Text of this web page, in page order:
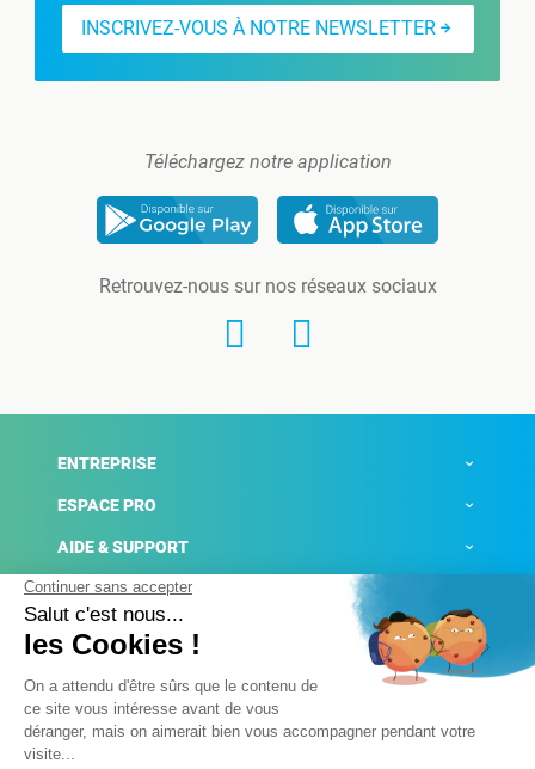
INSCRIVEZ-VOUS À NOTRE NEWSLETTER
Téléchargez notre application
Retrouvez-nous sur nos réseaux sociaux
ENTREPRISE
ESPACE PRO
AIDE & SUPPORT
ACTUALITÉS
Mentions légales